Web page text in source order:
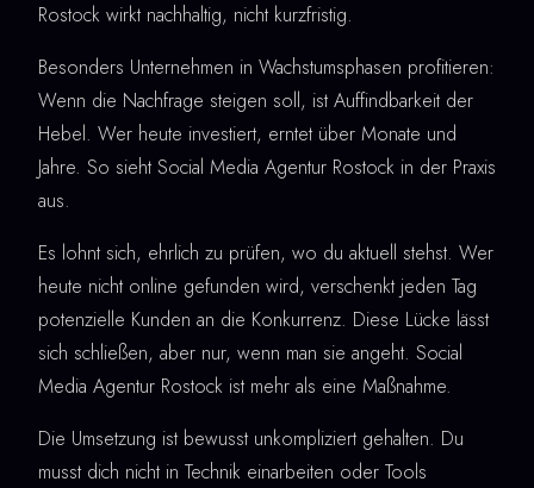
Rostock wirkt nachhaltig, nicht kurzfristig.
Besonders Unternehmen in Wachstumsphasen profitieren:
Wenn die Nachfrage steigen soll, ist Auffindbarkeit der
Hebel. Wer heute investiert, erntet über Monate und
Jahre. So sieht Social Media Agentur Rostock in der Praxis
aus.
Es lohnt sich, ehrlich zu prüfen, wo du aktuell stehst. Wer
heute nicht online gefunden wird, verschenkt jeden Tag
potenzielle Kunden an die Konkurrenz. Diese Lücke lässt
sich schließen, aber nur, wenn man sie angeht. Social
Media Agentur Rostock ist mehr als eine Maßnahme.
Die Umsetzung ist bewusst unkompliziert gehalten. Du
musst dich nicht in Technik einarbeiten oder Tools